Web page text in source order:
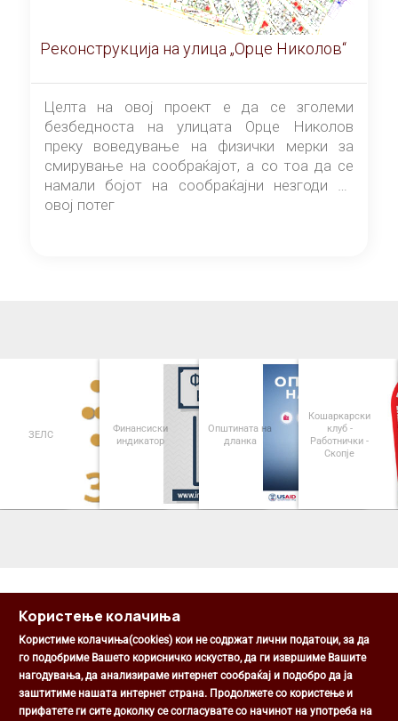
Реконструкција на улица „Орце Николов“
Целта на овој проект е да се зголеми
безбедноста на улицата Орце Николов
преку воведување на физички мерки за
смирување на сообраќајот, а со тоа да се
намали бојот на сообраќајни незгоди на
овој потег
ЗЕЛС
Финансиски
индикатор
Општината на
дланка
Кошаркарски
клуб -
Работнички -
Скопје
Општина Центар
Михаил Цоков бр. 1, Скопје
Користење колачиња
Користиме колачиња(cookies) кои не содржат лични податоци, за да
го подобриме Вашето корисничко искуство, да ги извршиме Вашите
нагодувања, да анализираме интернет сообраќај и подобро да ја
заштитиме нашата интернет страна. Продолжете со користење и
прифатете ги сите доколку се согласувате со начинот на употреба на